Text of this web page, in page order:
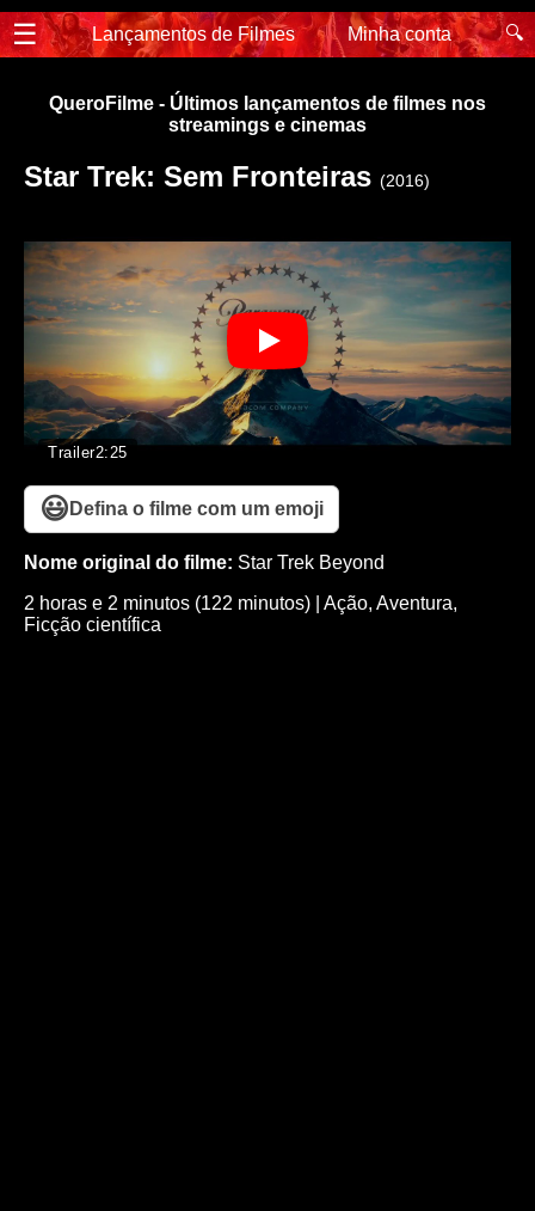
☰ Lançamentos de Filmes Minha conta 🔍
QueroFilme - Últimos lançamentos de filmes nos
streamings e cinemas
Star Trek: Sem Fronteiras (2016)
Trailer2:25
😃 Defina o filme com um emoji
Nome original do filme: Star Trek Beyond
2 horas e 2 minutos (122 minutos)
Ação, Aventura,
Ficção científica